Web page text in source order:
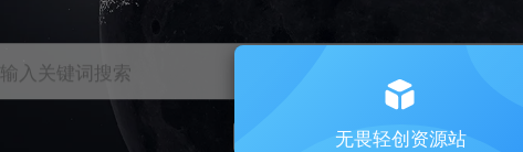
输入关键词搜索
引流 剪辑 短视频
无畏轻创资源站